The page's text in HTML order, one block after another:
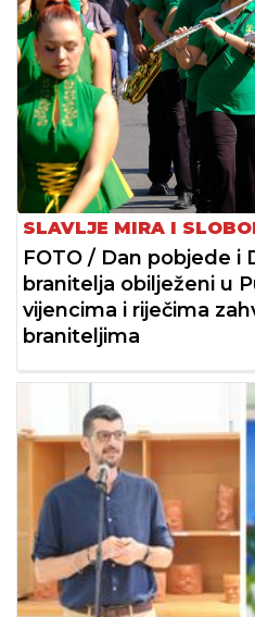
SLAVLJE MIRA I
FOTO / Dan pobjede i
branitelja obilježeni u
vijencima i riječima
braniteljima